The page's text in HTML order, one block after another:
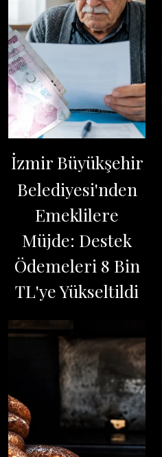
İzmir Büyükşehir
Belediyesi'nden
Emeklilere
Müjde: Destek
Ödemeleri 8 Bin
TL'ye Yükseltildi